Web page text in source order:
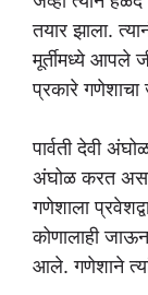
तयार झाला.
मूर्तीमध्ये आपले
प्रकारे गणेशाचा
पार्वती देवी
अंघोळ करत
गणेशाला
कोणालाही
आले. गणेशाने